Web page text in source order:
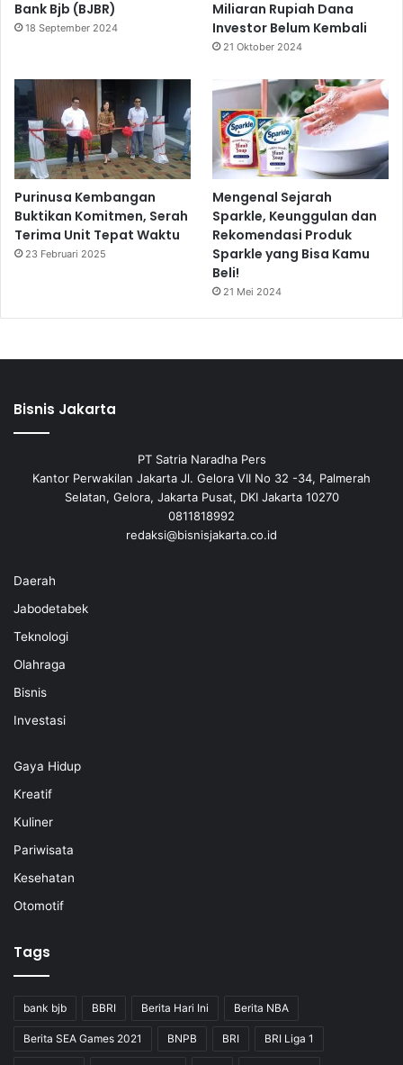
Bank Bjb (BJBR)
18 September 2024
Miliaran Rupiah Dana
Investor Belum Kembali
21 Oktober 2024
Purinusa Kembangan
Buktikan Komitmen, Serah
Terima Unit Tepat Waktu
23 Februari 2025
Mengenal Sejarah
Sparkle, Keunggulan dan
Rekomendasi Produk
Sparkle yang Bisa Kamu
Beli!
21 Mei 2024
Bisnis Jakarta
PT Satria Naradha Pers
Kantor Perwakilan Jakarta Jl. Gelora VII No 32 -34, Palmerah
Selatan, Gelora, Jakarta Pusat, DKI Jakarta 10270
0811818992
redaksi@bisnisjakarta.co.id
Daerah
Jabodetabek
Teknologi
Olahraga
Bisnis
Investasi
Gaya Hidup
Kreatif
Kuliner
Pariwisata
Kesehatan
Otomotif
Tags
bank bjb BBRI Berita Hari Ini Berita NBA
Berita SEA Games 2021 BNPB BRI BRI Liga 1